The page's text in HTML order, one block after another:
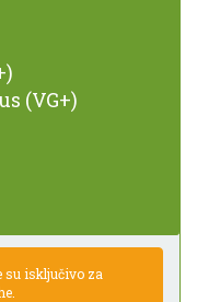
(VG+)
su isključivo za